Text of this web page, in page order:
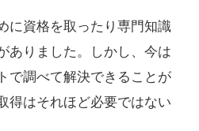
に資格を取ったり専門知識
ありました。しかし、今は
で調べて解決できることが
得はそれほど必要ではない